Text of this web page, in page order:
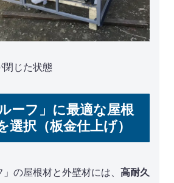
閉じた状態
ーフ」に最適な屋根
選択（板金仕上げ）
」の屋根材と外壁材には、 高耐久